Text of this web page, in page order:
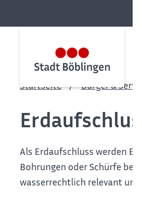
Startseite Bürger & Service
Als Erdaufschluss werden
Bohrungen oder Schürfe
wasserrechtlich relevant